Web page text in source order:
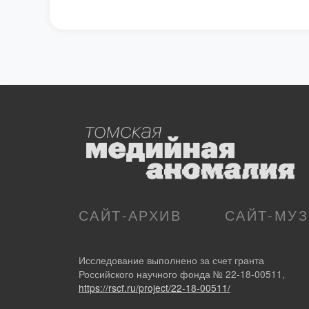
САЙТ-АРХИВ САЙТ-
Исследование выполнено за счет гранта
Российского научного фонда № 22-18-00511,
https://rscf.ru/project/22-18-00511/